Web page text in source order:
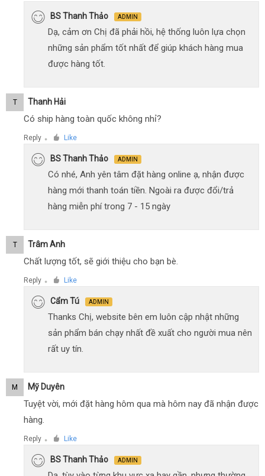
BS Thanh Thảo ADMIN
Dạ, cảm ơn Chị đã phải hồi, hệ thống luôn lựa chọn
những sản phẩm tốt nhất để giúp khách hàng mua
được hàng tốt.
T Thanh Hải
Có ship hàng toàn quốc không nhỉ?
Reply ● Like
BS Thanh Thảo ADMIN
Có nhé, Anh yên tâm đặt hàng online ạ, nhận được
hàng mới thanh toán tiền. Ngoài ra được đổi/trả
hàng miễn phí trong 7 - 15 ngày
T Trâm Anh
Chất lượng tốt, sẽ giới thiệu cho bạn bè.
Reply ● Like
Cẩm Tú ADMIN
Thanks Chị, website bên em luôn cập nhật những
sản phẩm bán chạy nhất đề xuất cho người mua nên
rất uy tín.
M Mỹ Duyên
Tuyệt vời, mới đặt hàng hôm qua mà hôm nay đã nhận được
hàng.
Reply ● Like
BS Thanh Thảo ADMIN